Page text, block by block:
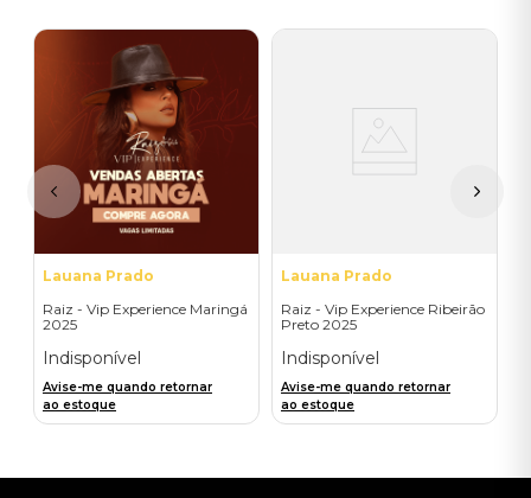
Lauana Prado
Raiz - Vip Experience Maringá
2025
Indisponível
Avise-me quando retornar
ao estoque
Lauana Prado
Raiz - Vip Experience Ribeirão
Preto 2025
Indisponível
Avise-me quando retornar
ao estoque